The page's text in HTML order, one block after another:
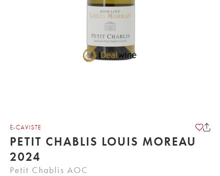
E-CAVISTE
PETIT CHABLIS LOUIS MOREAU
2024
Petit Chablis AOC